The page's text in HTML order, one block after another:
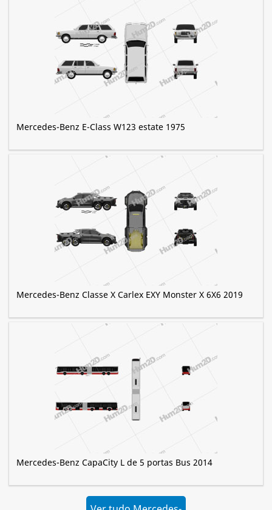
Mercedes-Benz E-Class W123 estate 1975
Mercedes-Benz Classe X Carlex EXY Monster X 6X6 2019
Mercedes-Benz CapaCity L de 5 portas Bus 2014